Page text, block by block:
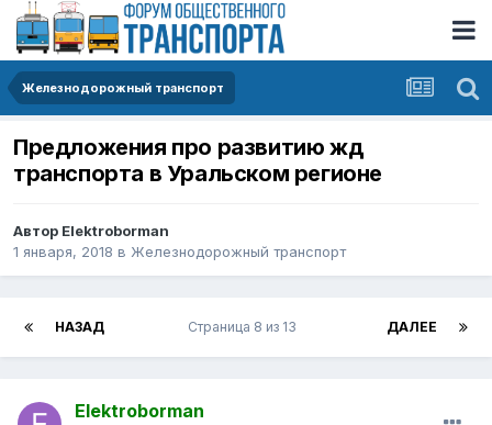
Железнодорожный транспорт
Предложения про развитию жд
транспорта в Уральском регионе
Автор Elektroborman
1 января, 2018 в Железнодорожный транспорт
НАЗАД ДАЛЕЕ
Страница 8 из 13
Elektroborman